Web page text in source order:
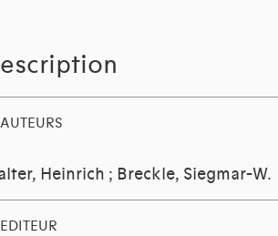
AUTEURS
Heinrich ; Breckle, Siegmar-W.
EDITEUR